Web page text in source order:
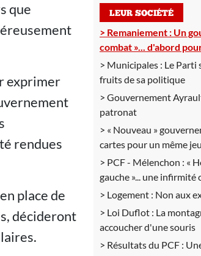
que
exprimer
rendues
place de
décideront
LEUR SOCIÉTÉ
Remaniement : Un
combat »... d'abord
Municipales : Le Parti
fruits de sa politique
Gouvernement
patronat
« Nouveau »
cartes pour un même jeu
PCF - Mélenchon : «
gauche »... une infirmité
Logement : Non aux
Loi Duflot : La
accoucher d'une souris
Résultats du PCF :